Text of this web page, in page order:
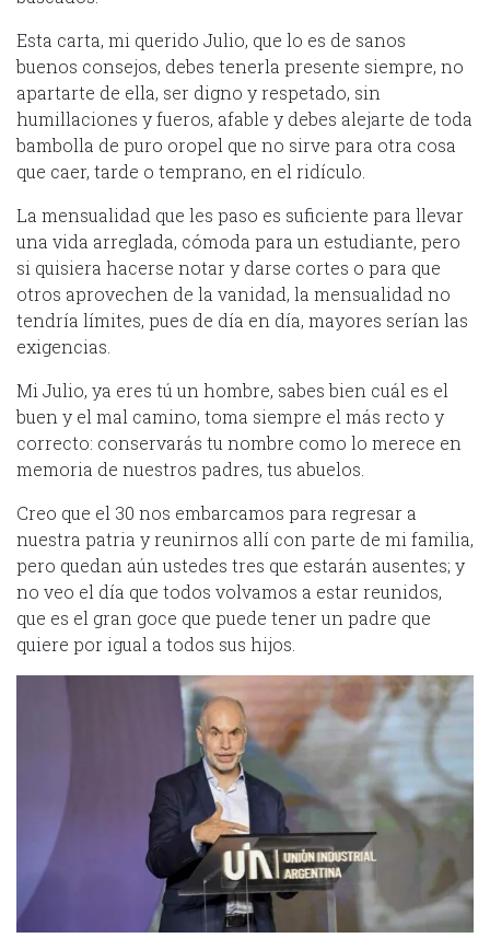
Esta carta, mi querido Julio, que lo es de sanos
buenos consejos, debes tenerla presente siempre, no
apartarte de ella, ser digno y respetado, sin
humillaciones y fueros, afable y debes alejarte de toda
bambolla de puro oropel que no sirve para otra cosa
que caer, tarde o temprano, en el ridículo.
La mensualidad que les paso es suficiente para llevar
una vida arreglada, cómoda para un estudiante, pero
si quisiera hacerse notar y darse cortes o para que
otros aprovechen de la vanidad, la mensualidad no
tendría límites, pues de día en día, mayores serían las
exigencias.
Mi Julio, ya eres tú un hombre, sabes bien cuál es el
buen y el mal camino, toma siempre el más recto y
correcto: conservarás tu nombre como lo merece en
memoria de nuestros padres, tus abuelos.
Creo que el 30 nos embarcamos para regresar a
nuestra patria y reunirnos allí con parte de mi familia,
pero quedan aún ustedes tres que estarán ausentes; y
no veo el día que todos volvamos a estar reunidos,
que es el gran goce que puede tener un padre que
quiere por igual a todos sus hijos.